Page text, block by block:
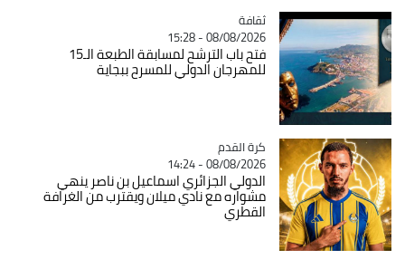
Catégorie
ثقافة
08/08/2026 - 15:28
فتح باب الترشح لمسابقة الطبعة الـ15
للمهرجان الدولي للمسرح ببجاية
Catégorie
كرة القدم
08/08/2026 - 14:24
الدولي الجزائري اسماعيل بن ناصر ينهي
مشواره مع نادي ميلان ويقترب من الغرافة
القطري